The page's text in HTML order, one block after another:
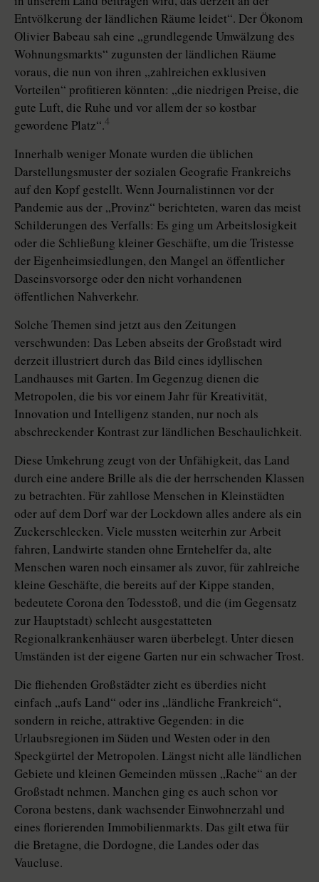
Entvölkerung der ländlichen Räume leidet“. Der Ökonom
Olivier Babeau sah eine „grundlegende Umwälzung des
Wohnungsmarkts“ zugunsten der ländlichen Räume
voraus, die nun von ihren „zahlreichen exklusiven
Vorteilen“ profitieren könnten: „die niedrigen Preise, die
gute Luft, die Ruhe und vor allem der so kostbar
gewordene Platz“.4
Innerhalb weniger Monate wurden die üblichen
Darstellungsmuster der sozialen Geografie Frankreichs
auf den Kopf gestellt. Wenn Journalistinnen vor der
Pandemie aus der „Provinz“ berichteten, waren das meist
Schilderungen des Verfalls: Es ging um Arbeitslosigkeit
oder die Schließung kleiner Geschäfte, um die Tristesse
der Eigenheimsiedlungen, den Mangel an öffentlicher
Daseinsvorsorge oder den nicht vorhandenen
öffentlichen Nahverkehr.
Solche Themen sind jetzt aus den Zeitungen
verschwunden: Das Leben abseits der Großstadt wird
derzeit illustriert durch das Bild eines idyllischen
Landhauses mit Garten. Im Gegenzug dienen die
Metropolen, die bis vor einem Jahr für Kreativität,
Innovation und Intelligenz standen, nur noch als
abschreckender Kontrast zur ländlichen Beschaulichkeit.
Diese Umkehrung zeugt von der Unfähigkeit, das Land
durch eine andere Brille als die der herrschenden Klassen
zu betrachten. Für zahllose Menschen in Kleinstädten
oder auf dem Dorf war der Lockdown alles andere als ein
Zuckerschlecken. Viele mussten weiterhin zur Arbeit
fahren, Landwirte standen ohne Erntehelfer da, alte
Menschen waren noch einsamer als zuvor, für zahlreiche
kleine Geschäfte, die bereits auf der Kippe standen,
bedeutete Corona den Todesstoß, und die (im Gegensatz
zur Hauptstadt) schlecht ausgestatteten
Regionalkrankenhäuser waren überbelegt. Unter diesen
Umständen ist der eigene Garten nur ein schwacher Trost.
Die fliehenden Großstädter zieht es überdies nicht
einfach „aufs Land“ oder ins „ländliche Frankreich“,
sondern in reiche, attraktive Gegenden: in die
Urlaubsregionen im Süden und Westen oder in den
Speckgürtel der Metropolen. Längst nicht alle ländlichen
Gebiete und kleinen Gemeinden müssen „Rache“ an der
Großstadt nehmen. Manchen ging es auch schon vor
Corona bestens, dank wachsender Einwohnerzahl und
eines florierenden Immobilienmarkts. Das gilt etwa für
die Bretagne, die Dordogne, die Landes oder das
Vaucluse.